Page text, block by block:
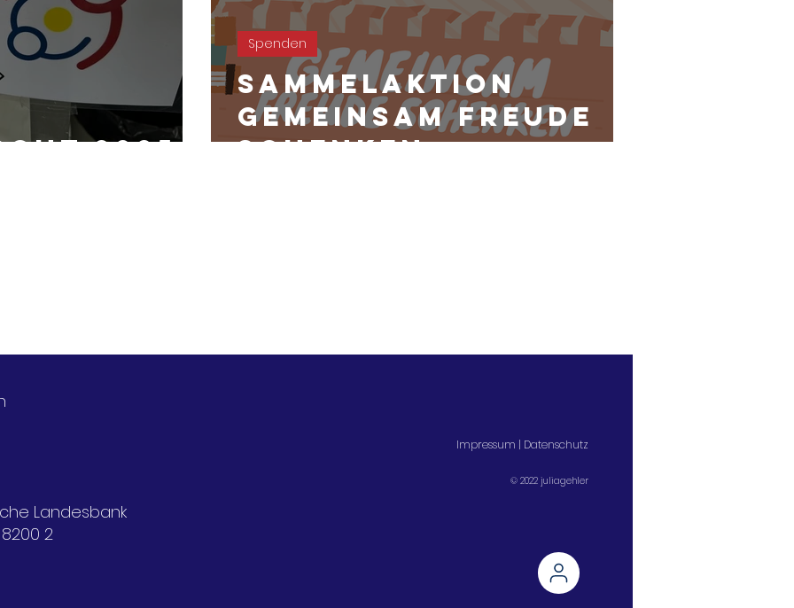
2025
Sammelaktion
Gemeinsam Freude
schenken
Spenden
Landesbank
8200 2
Impressum | Datenschutz
© 2022 juliagehler